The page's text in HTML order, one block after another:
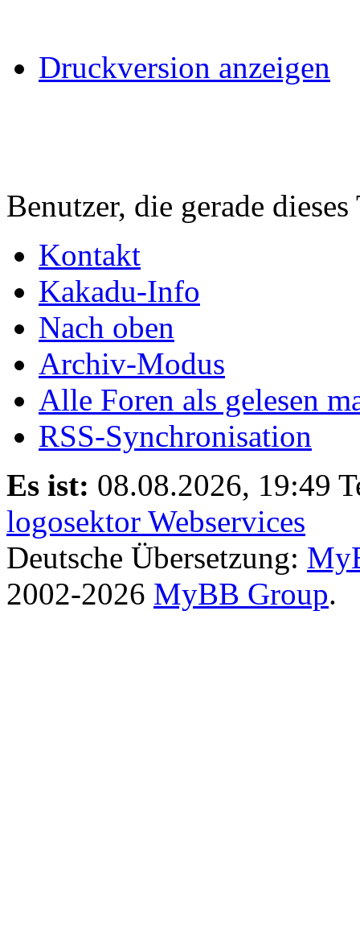
Druckversion anzeigen
Benutzer, die gerade
Kontakt
Kakadu-Info
Nach oben
Archiv-Modus
Alle Foren als gelesen
RSS-Synchronisation
Es ist: 08.08.2026, 19:49
logosektor Webservices
Deutsche Übersetzung:
2002-2026 MyBB Group.